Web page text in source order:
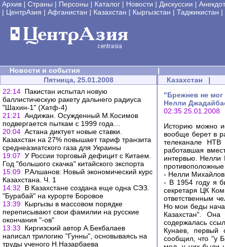
Архив | Страны | Персоны | Каталог | Новости | Дискуссии |
| ЦентрАзия | Афганистан | Казахстан | Кыргызстан | Таджикистан |
Новости и события
|
Пятница, 25.01.2008
22:14 Пакистан испытал новую
баллистическую ракету дальнего радиуса
"Шахин-1" (Хатф-4)
21:21
Андижан. Осужденный М.Косимов
подвергается пыткам с 1999 года…
20:04 Астана диктует новые ставки.
Казахстан на 27% повышает тариф транзита
среднеазиатского газа для Украины
19:07 У России торговый дефицит с Китаем.
Год "большого скачка" китайского экспорта
15:09 Р.Алшанов: Новый экономический курс
Казахстана. Ч. 1
14:32
В Казахстане создана еще одна СЭЗ.
"Бурабай" на курорте Боровое
13:39 Кыргызы в массовом порядке
переписывают свои фамилии на русские
окончания "-ов"
13:33
Киргизский автор А.Бекбалаев
написал трилогию "Гунны", основываясь на
труды ученого Н.Назарбаева
Казахстан |
"Брежнев не
Нелли
02:35 25.01.2008
Историю можно
вообще берет в
телеканале
работавшая
интервью. Нелли
противоположные
- Нелли
- В 1954 году я
секретаря ЦК
ответственным
Но мои беды
Казахстан".
содержалась
Кунаев, первый
сообщил, что "у